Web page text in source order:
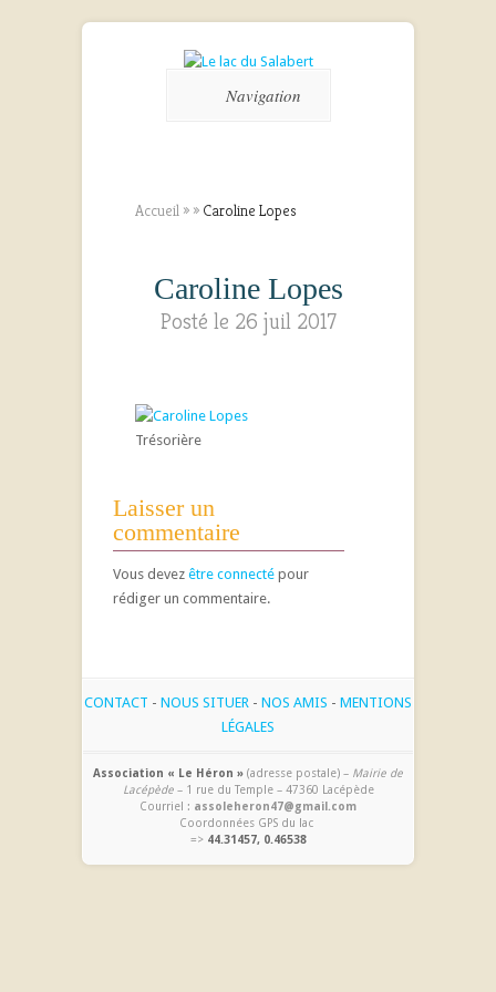
Navigation
Accueil » » Caroline Lopes
Caroline Lopes
Posté le 26 juil 2017
Trésorière
Laisser un
commentaire
Vous devez être connecté pour
rédiger un commentaire.
CONTACT - NOUS SITUER - NOS AMIS - MENTIONS
LÉGALES
Association « Le Héron » (adresse postale) – Mairie de
Lacépède– 1 rue du Temple – 47360 Lacépède
Courriel : assoleheron47@gmail.com
Coordonnées GPS du lac
=> 44.31457, 0.46538